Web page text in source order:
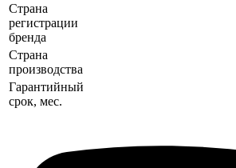
Страна
регистрации
бренда
Страна
производства
Гарантийный
срок, мес.